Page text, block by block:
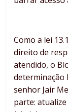
Como a lei
direito de
atendido, o
determinação
senhor Jair
parte: